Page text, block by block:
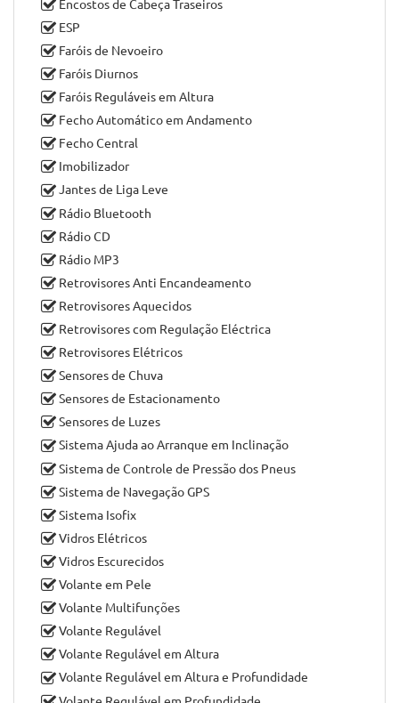
Bluetooth
Comandos do Rádio no Volante
Computador de Bordo
Controlo de Estabilidade
Controlo de Tracção
Cruise Control
Direção Assistida
Ecra Consola Central
Encostos de Cabeça Traseiros
ESP
Faróis de Nevoeiro
Faróis Diurnos
Faróis Reguláveis em Altura
Fecho Automático em Andamento
Fecho Central
Imobilizador
Jantes de Liga Leve
Rádio Bluetooth
Rádio CD
Rádio MP3
Retrovisores Anti Encandeamento
Retrovisores Aquecidos
Retrovisores com Regulação Eléctrica
Retrovisores Elétricos
Sensores de Chuva
Sensores de Estacionamento
Sensores de Luzes
Sistema Ajuda ao Arranque em Inclinação
Sistema de Controle de Pressão dos Pneus
Sistema de Navegação GPS